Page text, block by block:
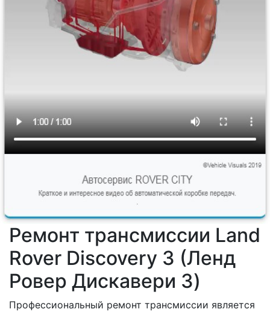
Ремонт трансмиссии Land
Rover Discovery 3 (Ленд
Ровер Дискавери 3)
Профессиональный ремонт трансмиссии является